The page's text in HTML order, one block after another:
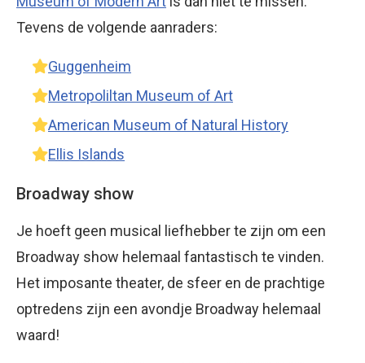
Tevens de volgende aanraders:
Guggenheim
Metropoliltan Museum of Art
American Museum of Natural History
Ellis Islands
Broadway show
Je hoeft geen musical liefhebber te zijn om een
Broadway show helemaal fantastisch te vinden.
Het imposante theater, de sfeer en de prachtige
optredens zijn een avondje Broadway helemaal
waard!